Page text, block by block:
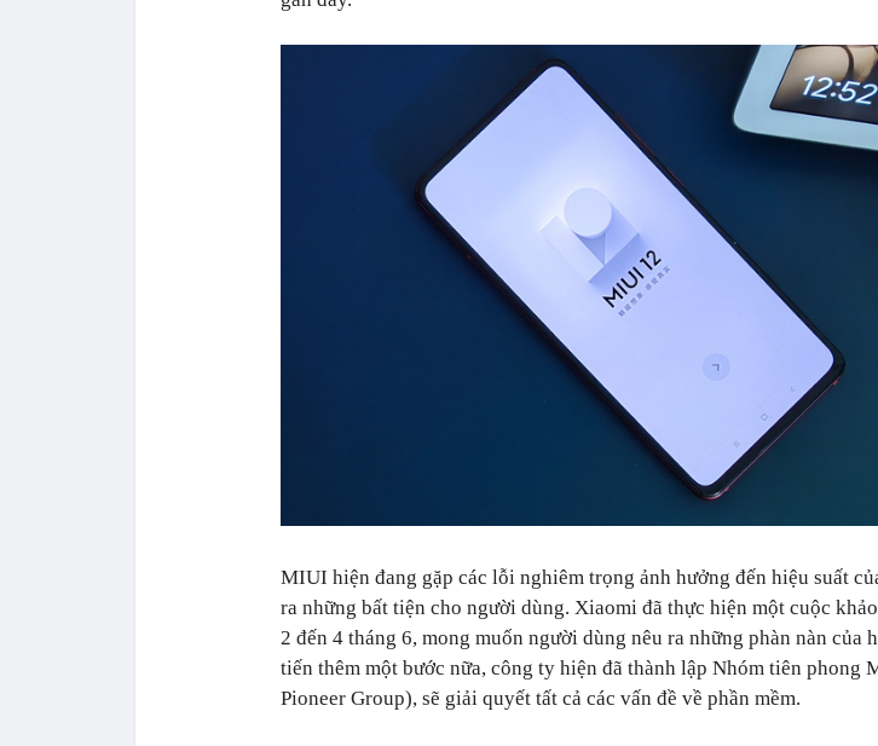
MIUI hiện đang gặp các lỗi nghiêm trọng ảnh hưởng đến hiệu suất
ra những bất tiện cho người dùng. Xiaomi đã thực hiện một cuộc
2 đến 4 tháng 6, mong muốn người dùng nêu ra những phàn nàn của
tiến thêm một bước nữa, công ty hiện đã thành lập Nhóm tiên phong
Pioneer Group), sẽ giải quyết tất cả các vấn đề về phần mềm.